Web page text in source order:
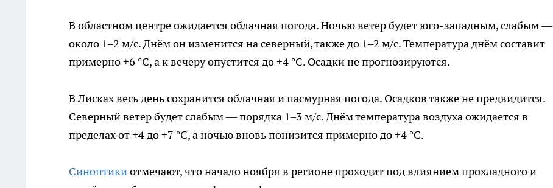
В областном центре ожидается облачная погода. Ночью ветер будет юго-западным, слабым —
около 1–2 м/с. Днём он изменится на северный, также до 1–2 м/с. Температура днём составит
примерно +6 °C, а к вечеру опустится до +4 °C. Осадки не прогнозируются.
В Лисках весь день сохранится облачная и пасмурная погода. Осадков также не предвидится.
Северный ветер будет слабым — порядка 1–3 м/с. Днём температура воздуха ожидается в
пределах от +4 до +7 °C, а ночью вновь понизится примерно до +4 °C.
Синоптикиотмечают, что начало ноября в регионе проходит под влиянием прохладного и